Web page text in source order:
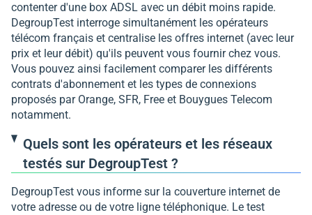
contenter d'une box ADSL avec un débit moins rapide.
DegroupTest interroge simultanément les opérateurs
télécom français et centralise les offres internet (avec leur
prix et leur débit) qu'ils peuvent vous fournir chez vous.
Vous pouvez ainsi facilement comparer les différents
contrats d'abonnement et les types de connexions
proposés par Orange, SFR, Free et Bouygues Telecom
notamment.
Quels sont les opérateurs et les réseaux
testés sur DegroupTest ?
DegroupTest vous informe sur la couverture internet de
votre adresse ou de votre ligne téléphonique. Le test